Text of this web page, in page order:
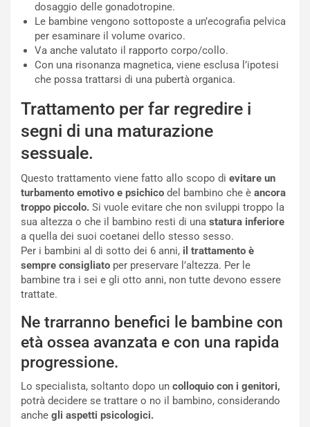
dosaggio delle gonadotropine.
Le bambine vengono sottoposte a un’ecografia pelvica
per esaminare il volume ovarico.
Va anche valutato il rapporto corpo/collo.
Con una risonanza magnetica, viene esclusa l’ipotesi
che possa trattarsi di una pubertà organica.
Trattamento per far regredire i
segni di una maturazione
sessuale.
Questo trattamento viene fatto allo scopo di evitare un
turbamento emotivo e psichico del bambino che è ancora
troppo piccolo. Si vuole evitare che non sviluppi troppo la
sua altezza o che il bambino resti di una statura inferiore
a quella dei suoi coetanei dello stesso sesso.
Per i bambini al di sotto dei 6 anni, il trattamento è
sempre consigliato per preservare l’altezza. Per le
bambine tra i sei e gli otto anni, non tutte devono essere
trattate.
Ne trarranno benefici le bambine con
età ossea avanzata e con una rapida
progressione.
Lo specialista, soltanto dopo un colloquio con i genitori,
potrà decidere se trattare o no il bambino, considerando
anche gli aspetti psicologici.